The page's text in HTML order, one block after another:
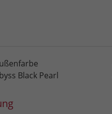
Black Pearl